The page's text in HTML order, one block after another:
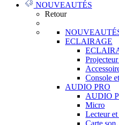
NOUVEAUTÉS
Retour
ECLAIRAGE
Console
AUDIO PRO
AUDIO
Micro
Lecteur